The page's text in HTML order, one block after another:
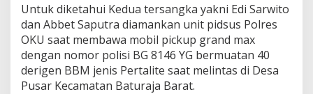
Untuk diketahui Kedua tersangka yakni Edi Sarwito
dan Abbet Saputra diamankan unit pidsus Polres
OKU saat membawa mobil pickup grand max
dengan nomor polisi BG 8146 YG bermuatan 40
derigen BBM jenis Pertalite saat melintas di Desa
Pusar Kecamatan Baturaja Barat.